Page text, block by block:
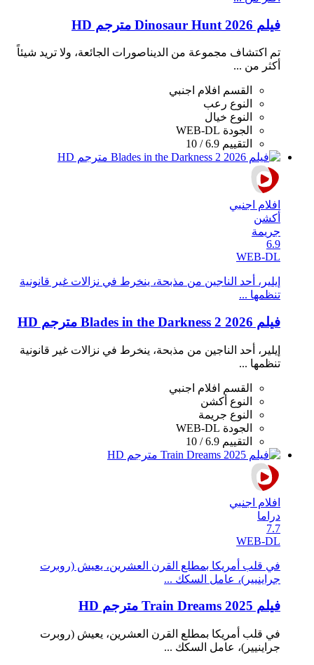
فيلم Dinosaur Hunt 2026 مترجم HD
تم اكتشاف مجموعة من الديناصورات الجائعة، ولا تريد شيئاً
أكثر من ...
القسم
افلام اجنبي
النوع رعب
النوع خيال
الجودة WEB-DL
التقييم 6.9 / 10
افلام اجنبي
أكشن
جريمة
6.9
WEB-DL
إيلير، أحد الناجين من مذبحة، ينخرط في نزالات غير قانونية
تنظمها ...
فيلم Blades in the Darkness 2 2026 مترجم HD
إيلير، أحد الناجين من مذبحة، ينخرط في نزالات غير قانونية
تنظمها ...
القسم
افلام اجنبي
النوع أكشن
النوع جريمة
الجودة WEB-DL
التقييم 6.9 / 10
افلام اجنبي
دراما
7.7
WEB-DL
في قلب أمريكا بمطلع القرن العشرين، يعيش (روبرت
جراينيير)، عامل السكك ...
فيلم Train Dreams 2025 مترجم HD
في قلب أمريكا بمطلع القرن العشرين، يعيش (روبرت
جراينيير)، عامل السكك ...